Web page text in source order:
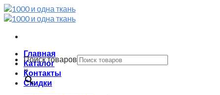
Skip
to
Главная
Каталог
Контакты
Скидки
Поиск товаров
×